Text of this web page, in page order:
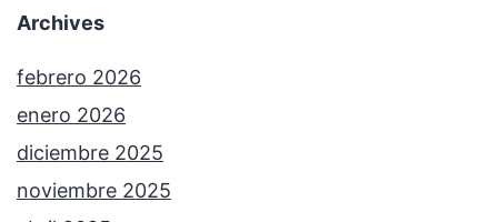
Archives
febrero 2026
enero 2026
diciembre 2025
noviembre 2025